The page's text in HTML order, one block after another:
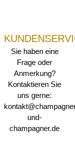
Sie haben eine
Frage oder
Anmerkung?
Kontaktieren Sie
uns gerne:
und-
champagner.de